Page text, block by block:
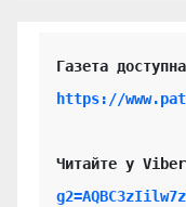
https://
Читайте у Viber